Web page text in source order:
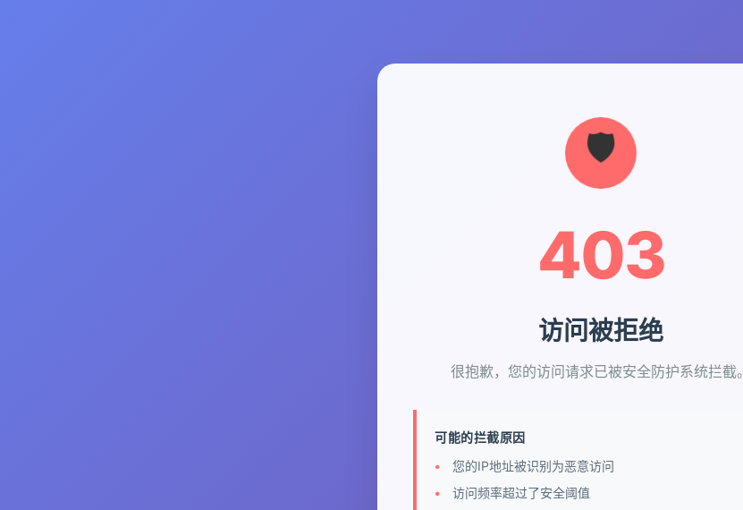
403
访问被拒绝
很抱歉，您的访问请求已被安全防护系统拦截。
可能的拦截原因
您的IP地址被识别为恶意访问
访问频率超过了安全阈值